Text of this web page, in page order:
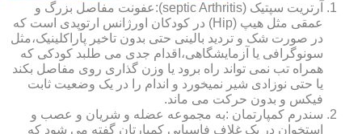
آرتریت سپتیک (septic Arthritis):عفونت مفاصل بزرگ و
عمقی مثل هیپ (Hip) در کودکان اورژانس ارتوپدی است که
در صورت شک و تردید بالینی حتی بدون تاخیر پاراکلینیک،مثل
سونوگرافی یا آزمایشگاهی،اقدام جدی می طلبد کودکی که
همراه تب نمی تواند راه برود یا وزن گذاری روی مفاصل بکند
یا حتی نوزادی شیر نمیخورد و اندام را در یک وضعیت ثابت
فیکس و بدون حرکت می ماند.
سندرم کمپارتمان :به مجموعه عضله و شریان و عصب و
استخوان در یک غلاف فاسیایی کمپارتان گفته می شود که